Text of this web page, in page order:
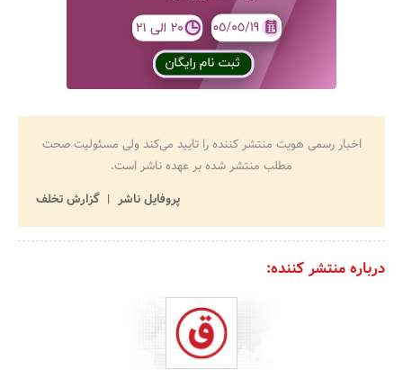
اخبار رسمی هویت منتشر کننده را تایید می‌کند ولی مسئولیت صحت
مطلب منتشر شده بر عهده ناشر است.
پروفایل ناشر
گزارش تخلف
درباره منتشر کننده: